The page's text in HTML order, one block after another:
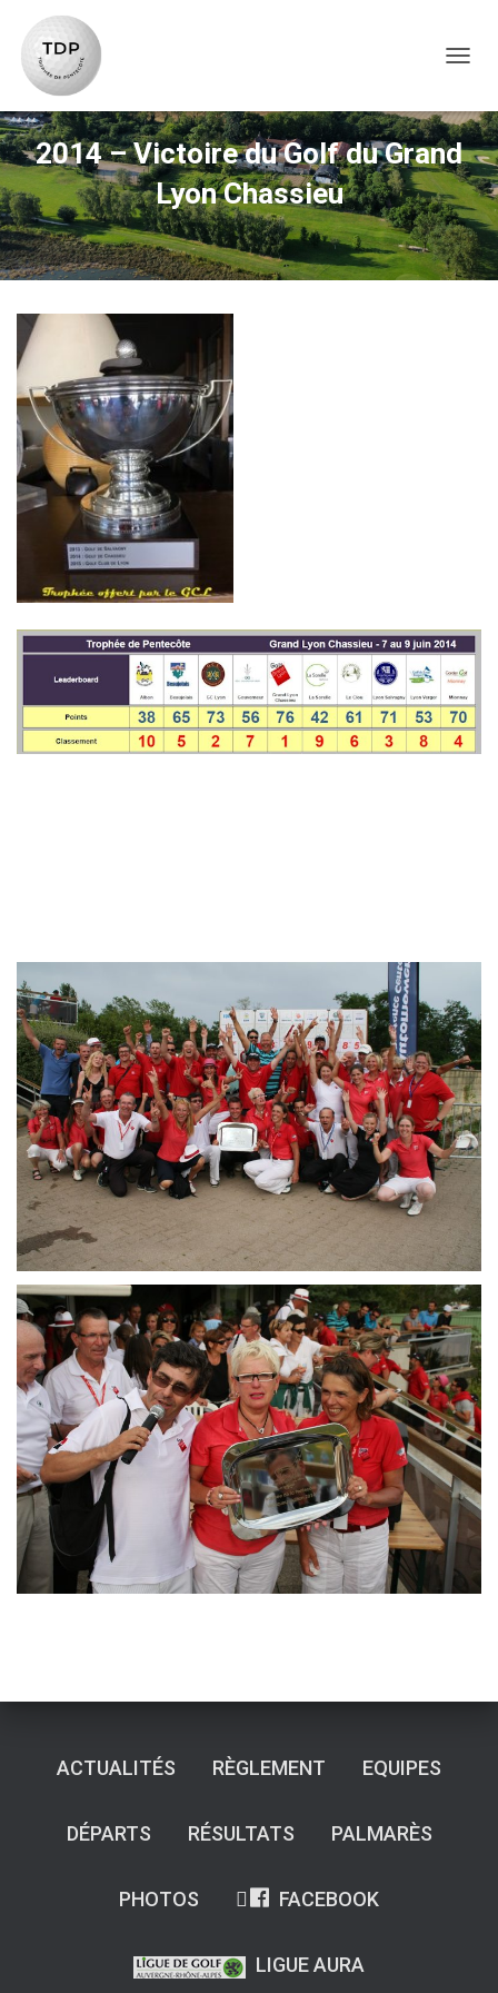
2014 – Victoire du Golf du Grand
Lyon Chassieu
ACTUALITÉS RÈGLEMENT EQUIPES
DÉPARTS RÉSULTATS PALMARÈS
PHOTOS FACEBOOK
LIGUE AURA